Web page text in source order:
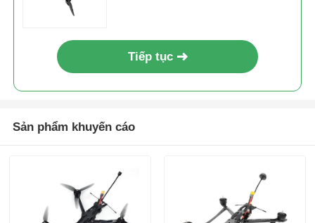
Tiếp tục
Sản phẩm khuyến cáo